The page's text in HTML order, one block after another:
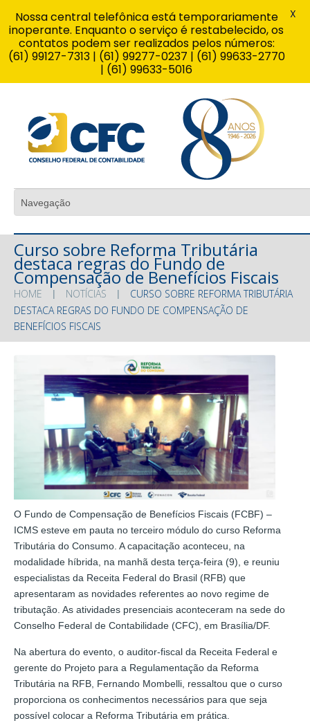
Curso sobre Reforma Tributária
destaca regras do Fundo de
Compensação de Benefícios Fiscais
HOME NOTÍCIAS
CURSO SOBRE REFORMA TRIBUTÁRIA
DESTACA REGRAS DO FUNDO DE COMPENSAÇÃO DE
BENEFÍCIOS FISCAIS
O Fundo de Compensação de Benefícios Fiscais (FCBF) –
ICMS esteve em pauta no terceiro módulo do curso Reforma
Tributária do Consumo. A capacitação aconteceu, na
modalidade híbrida, na manhã desta terça-feira (9), e reuniu
especialistas da Receita Federal do Brasil (RFB) que
apresentaram as novidades referentes ao novo regime de
tributação. As atividades presenciais aconteceram na sede do
Conselho Federal de Contabilidade (CFC), em Brasília/DF.
Na abertura do evento, o auditor-fiscal da Receita Federal e
gerente do Projeto para a Regulamentação da Reforma
Tributária na RFB, Fernando Mombelli, ressaltou que o curso
proporciona os conhecimentos necessários para que seja
possível colocar a Reforma Tributária em prática.
Nossa central telefônica está temporariamente
inoperante. Enquanto o serviço é restabelecido, os
contatos podem ser realizados pelos números:
(61) 99127-7313 | (61) 99277-0237 | (61) 99633-2770
| (61) 99633-5016
X